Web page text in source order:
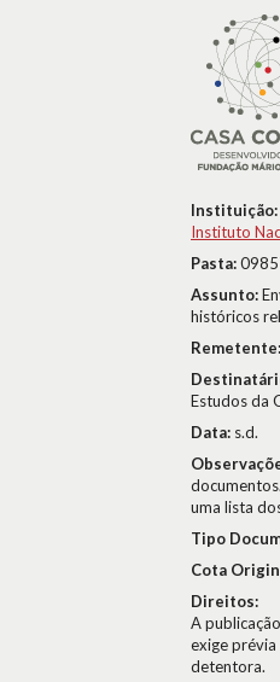
Instituição:
Instituto
Pasta:
Assunto:
históricos
Remetente:
Estudos da
Data: s.d.
uma lista
Tipo
Cota
Direitos:
A
exige
detentora.